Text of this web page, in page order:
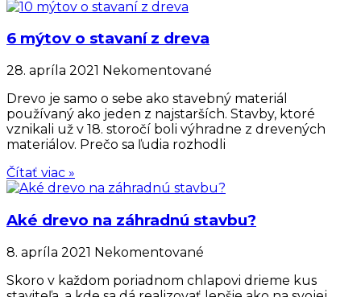
6 mýtov o stavaní z dreva
28. apríla 2021 Nekomentované
Drevo je samo o sebe ako stavebný materiál
používaný ako jeden z najstarších. Stavby, ktoré
vznikali už v 18. storočí boli výhradne z drevených
materiálov. Prečo sa ľudia rozhodli
Čítať viac »
Aké drevo na záhradnú stavbu?
8. apríla 2021 Nekomentované
Skoro v každom poriadnom chlapovi drieme kus